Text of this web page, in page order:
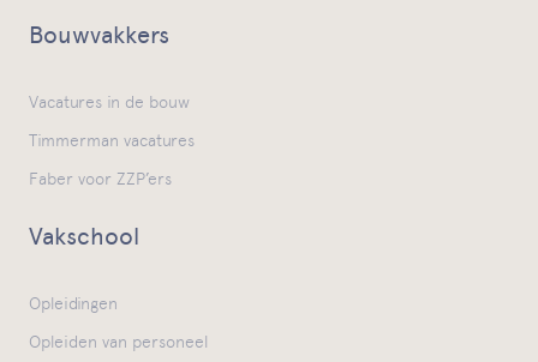
Bouwvakkers
Vacatures in de bouw
Timmerman vacatures
Faber voor ZZP’ers
Vakschool
Opleidingen
Opleiden van personeel